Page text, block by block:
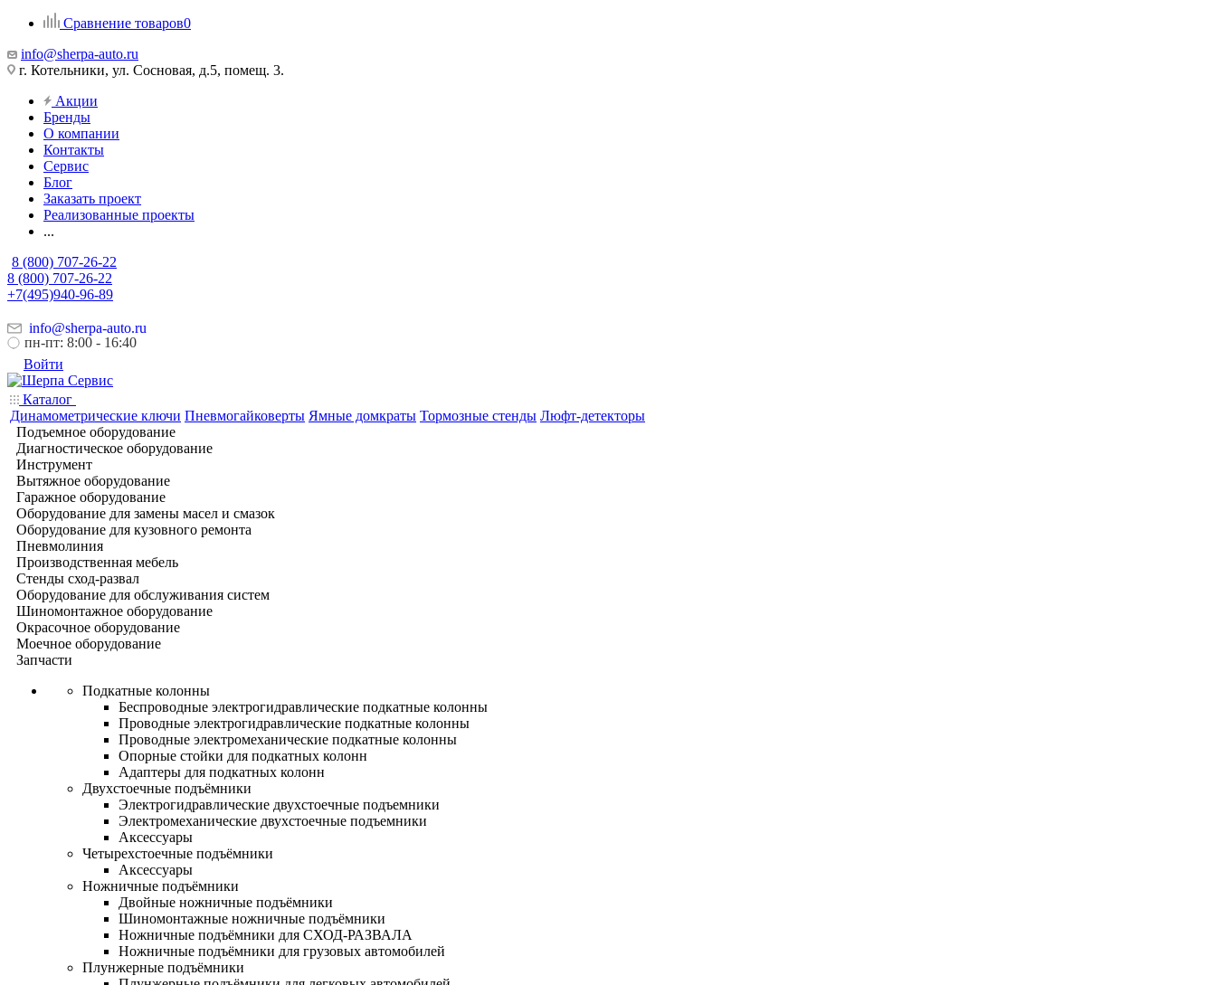
Сравнение товаров0
info@sherpa-auto.ru
г. Котельники, ул. Сосновая, д.5, помещ. 3.
Акции
Бренды
О компании
Контакты
Сервис
Блог
Заказать проект
Реализованные проекты
...
8 (800) 707-26-22
8 (800) 707-26-22
+7(495)940-96-89
info@sherpa-auto.ru
пн-пт: 8:00 - 16:40
Войти
Каталог
Динамометрические ключи Пневмогайковерты Ямные домкраты Тормозные стенды Люфт-детекторы
Подъемное оборудование
Диагностическое оборудование
Инструмент
Вытяжное оборудование
Гаражное оборудование
Оборудование для замены масел и смазок
Оборудование для кузовного ремонта
Пневмолиния
Производственная мебель
Стенды сход-развал
Оборудование для обслуживания систем
Шиномонтажное оборудование
Окрасочное оборудование
Моечное оборудование
Запчасти
Подкатные колонны
Беспроводные электрогидравлические подкатные колонны
Проводные электрогидравлические подкатные колонны
Проводные электромеханические подкатные колонны
Опорные стойки для подкатных колонн
Адаптеры для подкатных колонн
Двухстоечные подъёмники
Электрогидравлические двухстоечные подъемники
Электромеханические двухстоечные подъемники
Аксессуары
Четырехстоечные подъёмники
Аксессуары
Ножничные подъёмники
Двойные ножничные подъёмники
Шиномонтажные ножничные подъёмники
Ножничные подъёмники для СХОД-РАЗВАЛА
Ножничные подъёмники для грузовых автомобилей
Плунжерные подъёмники